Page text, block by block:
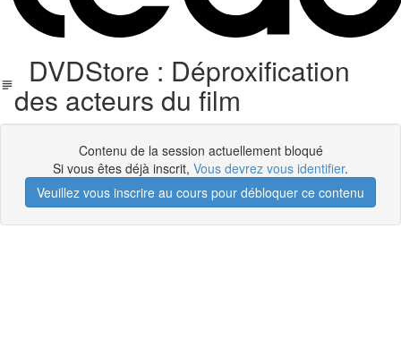
DVDStore : Déproxification
des acteurs du film
Contenu de la session actuellement bloqué
Si vous êtes déjà inscrit, Vous devrez vous identifier.
Veuillez vous inscrire au cours pour débloquer ce contenu